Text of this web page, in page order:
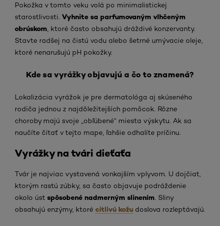
Pokožka v tomto veku volá po minimalistickej
starostlivosti. Vyhnite sa parfumovaným vlhčeným
obrúskom , ktoré často obsahujú dráždivé konzervanty.
Stavte radšej na čistú vodu alebo šetrné umývacie oleje,
ktoré nenarušujú pH pokožky.
Kde sa vyrážky objavujú a čo to znamená?
Lokalizácia vyrážok je pre dermatológa aj skúseného
rodiča jednou z najdôležitejších pomôcok. Rôzne
choroby majú svoje „obľúbené“ miesta výskytu. Ak sa
naučíte čítať v tejto mape, ľahšie odhalíte príčinu.
Vyrážky na tvári dieťaťa
Tvár je najviac vystavená vonkajším vplyvom. U dojčiat,
ktorým rastú zúbky, sa často objavuje podráždenie
okolo úst spôsobené nadmerným slinením. Sliny
obsahujú enzýmy, ktoré citlivú kožu doslova rozleptávajú.